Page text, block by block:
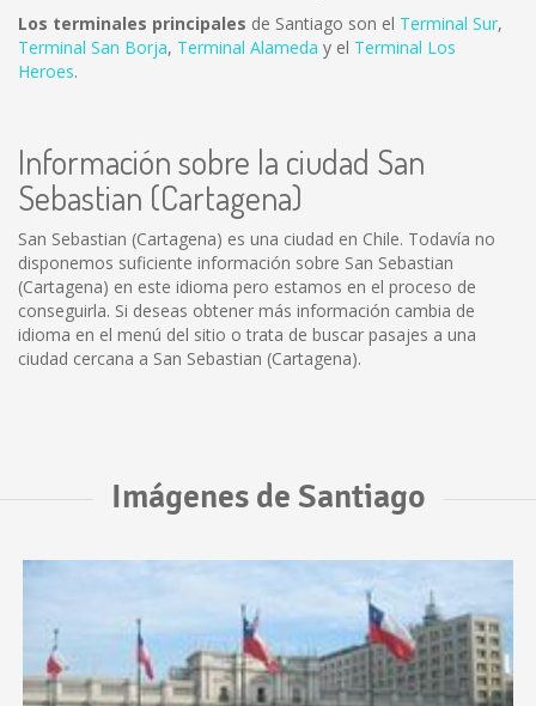
Los terminales principales de Santiago son el Terminal Sur,
Terminal San Borja, Terminal Alameda y el Terminal Los
Heroes.
Información sobre la ciudad San
Sebastian (Cartagena)
San Sebastian (Cartagena) es una ciudad en Chile. Todavía no
disponemos suficiente información sobre San Sebastian
(Cartagena) en este idioma pero estamos en el proceso de
conseguirla. Si deseas obtener más información cambia de
idioma en el menú del sitio o trata de buscar pasajes a una
ciudad cercana a San Sebastian (Cartagena).
Imágenes de Santiago